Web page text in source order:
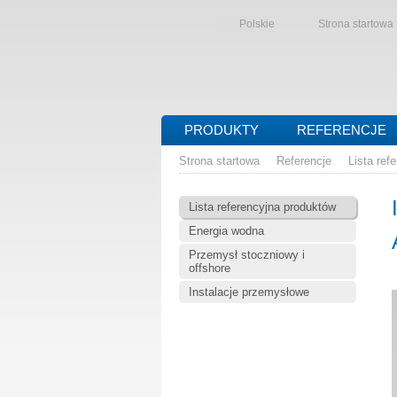
Polskie Strona startowa
PRODUKTY REFERENCJE
Strona startowa Referencje Lista
Lista referencyjna produktów
Energia wodna
Przemysł stoczniowy i
offshore
Instalacje przemysłowe